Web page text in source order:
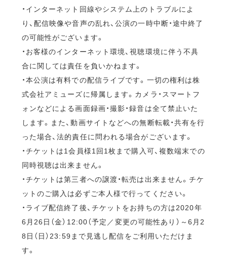
・インターネット回線やシステム上のトラブルによ
り、配信映像や音声の乱れ、公演の一時中断・途中終了
の可能性がございます。
・お客様のインターネット環境、視聴環境に伴う不具
合に関しては責任を負いかねます。
・本公演は有料での配信ライブです。一切の権利は株
式会社アミューズに帰属します。カメラ・スマートフ
ォンなどによる画面録画・撮影・録音は全て禁止いた
します。また、動画サイトなどへの無断転載・共有を行
った場合、法的責任に問われる場合がございます。
・チケットは1会員様1回1枚まで購入可、複数端末での
同時視聴は出来ません。
・チケットは第三者への譲渡・転売は出来ません。チケ
ットのご購入は必ずご本人様で行ってください。
・ライブ配信終了後、チケットをお持ちの方は2020年
6月26日（金）12:00（予定／変更の可能性あり）～6月2
8日（日）23:59まで見逃し配信をご利用いただけま
す。